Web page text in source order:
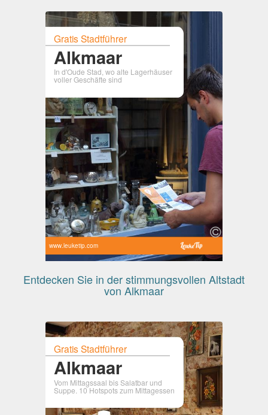
Gratis Stadtführer
Alkmaar
In d'Oude Stad, wo alte Lagerhäuser
voller Geschäfte sind
www.leuketip.com
Entdecken Sie in der stimmungsvollen Altstadt
von Alkmaar
Gratis Stadtführer
Alkmaar
Vom Mittagssaal bis Salatbar und
Suppe. 10 Hotspots zum Mittagessen